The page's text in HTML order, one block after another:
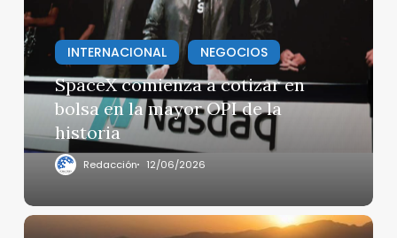
cotizar
en
bolsa
en
la
mayor
OPI
historia
INTERNACIONAL NEGOCIOS
SpaceX comienza a cotizar en
bolsa en la mayor OPI de la
historia
Redacción 12/06/2026
Irán